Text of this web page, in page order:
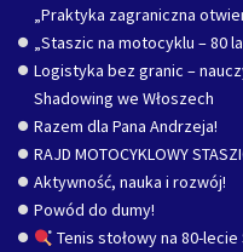
„Praktyka zagraniczna
„Staszic na motocyklu – 80
Logistyka bez granic –
Shadowing we Włoszech
Razem dla Pana Andrzeja!
RAJD MOTOCYKLOWY
Aktywność, nauka i rozwój!
Powód do dumy!
Tenis stołowy na 80-